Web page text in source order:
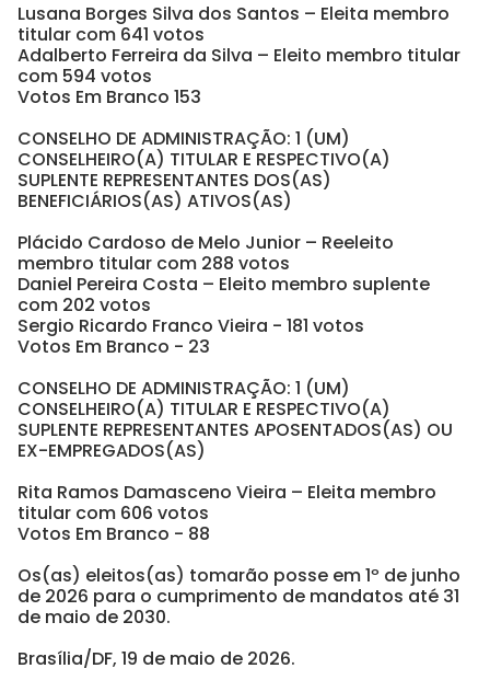
Lusana Borges Silva dos Santos – Eleita membro
titular com 641 votos
Adalberto Ferreira da Silva – Eleito membro titular
com 594 votos
Votos Em Branco 153
CONSELHO DE ADMINISTRAÇÃO: 1 (UM)
CONSELHEIRO(A) TITULAR E RESPECTIVO(A)
SUPLENTE REPRESENTANTES DOS(AS)
BENEFICIÁRIOS(AS) ATIVOS(AS)
Plácido Cardoso de Melo Junior – Reeleito
membro titular com 288 votos
Daniel Pereira Costa – Eleito membro suplente
com 202 votos
Sergio Ricardo Franco Vieira - 181 votos
Votos Em Branco - 23
CONSELHO DE ADMINISTRAÇÃO: 1 (UM)
CONSELHEIRO(A) TITULAR E RESPECTIVO(A)
SUPLENTE REPRESENTANTES APOSENTADOS(AS) OU
EX-EMPREGADOS(AS)
Rita Ramos Damasceno Vieira – Eleita membro
titular com 606 votos
Votos Em Branco - 88
Os(as) eleitos(as) tomarão posse em 1º de junho
de 2026 para o cumprimento de mandatos até 31
de maio de 2030.
Brasília/DF, 19 de maio de 2026.